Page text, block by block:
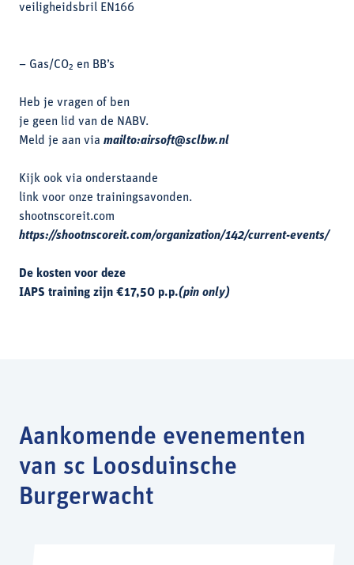
veiligheidsbril EN166
– Gas/CO₂ en BB’s
Heb je vragen of ben
je geen lid van de NABV.
Meld je aan via mailto:airsoft@sclbw.nl
Kijk ook via onderstaande
link voor onze trainingsavonden.
shootnscoreit.com
https://shootnscoreit.com/organization/142/current-events/
De kosten voor deze
IAPS training zijn €17,50 p.p.(pin only)
Aankomende evenementen
van sc Loosduinsche
Burgerwacht